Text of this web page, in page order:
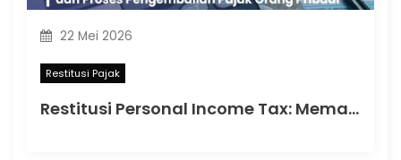
22 Mei 2026
Restitusi Pajak
Restitusi Personal Income Tax: Memahami Hak dan Proses Pengembalian Pajak Orang Pribadi